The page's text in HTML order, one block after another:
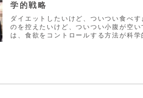
学的戦略
ダイエットしたいけど、ついつい食べ
のを控えたいけど、ついつい小腹が空
は、食欲をコントロールする方法が科